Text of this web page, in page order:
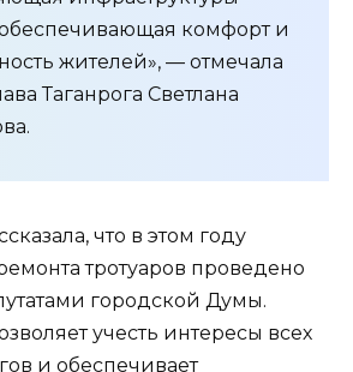
комфорт и
жителей», — отмечала
Таганрога Светлана
что в этом году
тротуаров проведено
городской Думы.
учесть интересы всех
и обеспечивает